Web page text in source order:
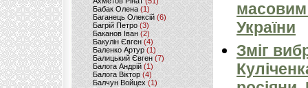
Бабак Олена(1)
Баганець Олексій(6)
Багрій Петро (3)
Баканов Іван(2)
Бакулін Євген (4)
Баленко Артур(1)
Балицький Євген(7)
Балога Андрій (1)
Балога Віктор (4)
Балчун Войцех (1)
України
Зміг